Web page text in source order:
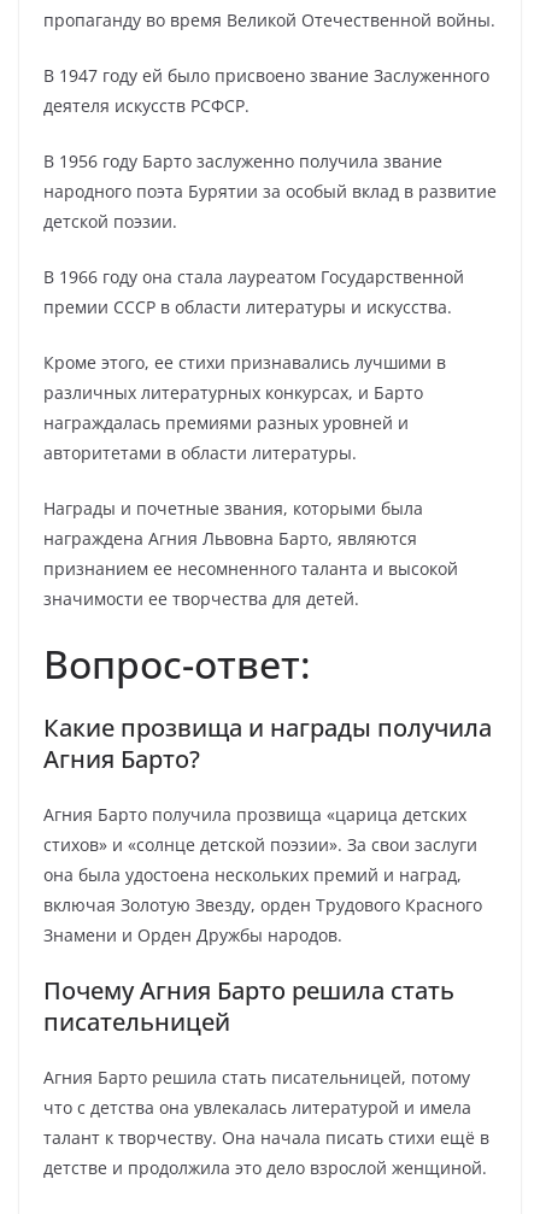
пропаганду во время Великой Отечественной войны.
В 1947 году ей было присвоено звание Заслуженного
деятеля искусств РСФСР.
В 1956 году Барто заслуженно получила звание
народного поэта Бурятии за особый вклад в развитие
детской поэзии.
В 1966 году она стала лауреатом Государственной
премии СССР в области литературы и искусства.
Кроме этого, ее стихи признавались лучшими в
различных литературных конкурсах, и Барто
награждалась премиями разных уровней и
авторитетами в области литературы.
Награды и почетные звания, которыми была
награждена Агния Львовна Барто, являются
признанием ее несомненного таланта и высокой
значимости ее творчества для детей.
Вопрос-ответ:
Какие прозвища и награды получила
Агния Барто?
Агния Барто получила прозвища «царица детских
стихов» и «солнце детской поэзии». За свои заслуги
она была удостоена нескольких премий и наград,
включая Золотую Звезду, орден Трудового Красного
Знамени и Орден Дружбы народов.
Почему Агния Барто решила стать
писательницей
Агния Барто решила стать писательницей, потому
что с детства она увлекалась литературой и имела
талант к творчеству. Она начала писать стихи ещё в
детстве и продолжила это дело взрослой женщиной.